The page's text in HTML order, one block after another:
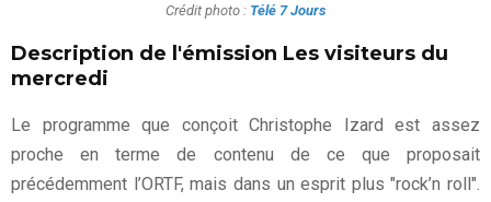
Crédit photo : Télé 7 Jours
Description de l'émission Les visiteurs du
mercredi
Le programme que conçoit Christophe Izard est assez
proche en terme de contenu de ce que proposait
précédemment l’ORTF, mais dans un esprit plus "rock’n roll".